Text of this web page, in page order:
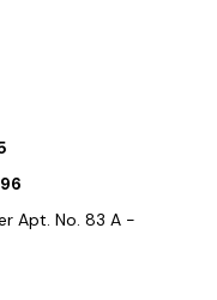
Apt. No. 83 A -